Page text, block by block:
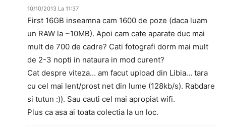
10/10/2013 La 11:37
First 16GB inseamna cam 1600 de poze (daca luam
un RAW la ~10MB). Apoi cam cate aparate duc mai
mult de 700 de cadre? Cati fotografi dorm mai mult
de 2-3 nopti in nataura in mod curent?
Cat despre viteza… am facut upload din Libia… tara
cu cel mai lent/prost net din lume (128kb/s). Rabdare
si tutun :)). Sau cauti cel mai apropiat wifi.
Plus ca asa ai toata colectia la un loc.